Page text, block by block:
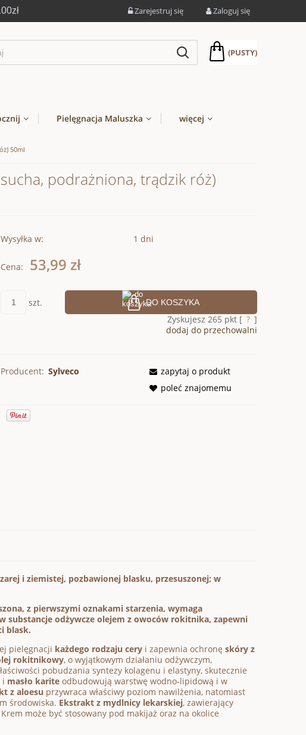
Zarejestruj się Zaloguj się
(PUSTY)
Pielęgnacja Maluszka więcej
50ml
podrażniona, trądzik róż)
Wysyłka w: 1 dni
Cena: 53,99 zł
szt. DO KOSZYKA
Zyskujesz 265 pkt [ ? ]
dodaj do przechowalni
Producent: Sylveco
zapytaj o produkt
poleć znajomemu
i ziemistej, pozbawionej blasku, przesuszonej; w
z pierwszymi oznakami starzenia, wymaga
odżywcze olejem z owoców rokitnika, zapewni
blask.
pielęgnacji każdego rodzaju cery i zapewnia ochronę skóry z
rokitnikowy, o wyjątkowym działaniu odżywczym,
pobudzania syntezy kolagenu i elastyny, skutecznie
i masło karite odbudowują warstwę wodno-lipidową i w
z aloesu przywraca właściwy poziom nawilżenia, natomiast
środowiska. Ekstrakt z mydlnicy lekarskiej, zawierający
może być stosowany pod makijaż oraz na okolice